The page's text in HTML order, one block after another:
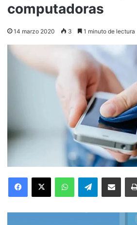
computadoras
14 marzo 2020 3 1 minuto de lectura
Telegram